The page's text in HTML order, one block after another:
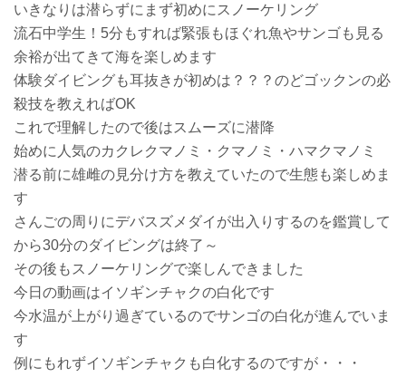
いきなりは潜らずにまず初めにスノーケリング
流石中学生！5分もすれば緊張もほぐれ魚やサンゴも見る
余裕が出てきて海を楽しめます
体験ダイビングも耳抜きが初めは？？？のどゴックンの必
殺技を教えればOK
これで理解したので後はスムーズに潜降
始めに人気のカクレクマノミ・クマノミ・ハマクマノミ
潜る前に雄雌の見分け方を教えていたので生態も楽しめま
す
さんごの周りにデバスズメダイが出入りするのを鑑賞して
から30分のダイビングは終了～
その後もスノーケリングで楽しんできました
今日の動画はイソギンチャクの白化です
今水温が上がり過ぎているのでサンゴの白化が進んでいま
す
例にもれずイソギンチャクも白化するのですが・・・